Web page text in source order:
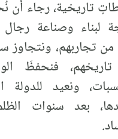
تاريخية، رجاء أن
لبناء وصناعة رجال
من تجاربهم، ونتجاوز
فنحفظَ
ونعيد للدولة
بعد سنوات